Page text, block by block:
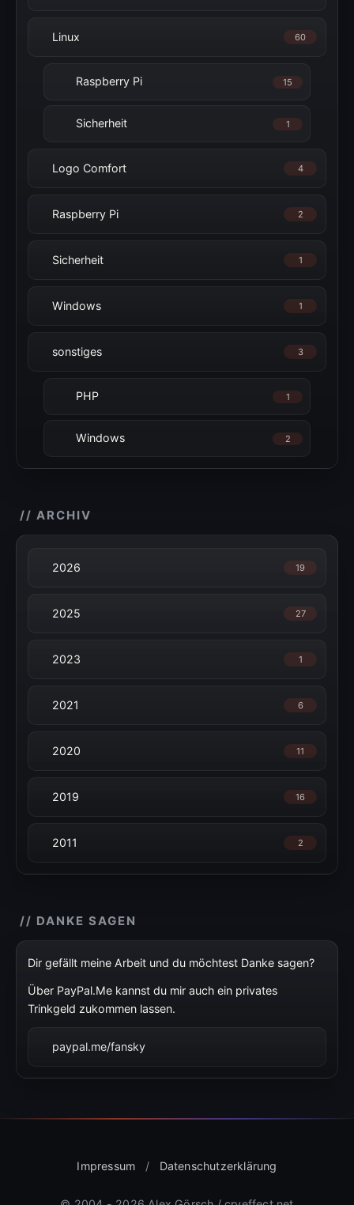
Linux 60
Raspberry Pi 15
Sicherheit 1
Logo Comfort 4
Raspberry Pi 2
Sicherheit 1
Windows 1
sonstiges 3
PHP 1
Windows 2
// ARCHIV
2026 19
2025 27
2023 1
2021 6
2020 11
2019 16
2011 2
// DANKE SAGEN
Dir gefällt meine Arbeit und du möchtest Danke sagen?
Über PayPal.Me kannst du mir auch ein privates
Trinkgeld zukommen lassen.
paypal.me/fansky
Impressum / Datenschutzerklärung